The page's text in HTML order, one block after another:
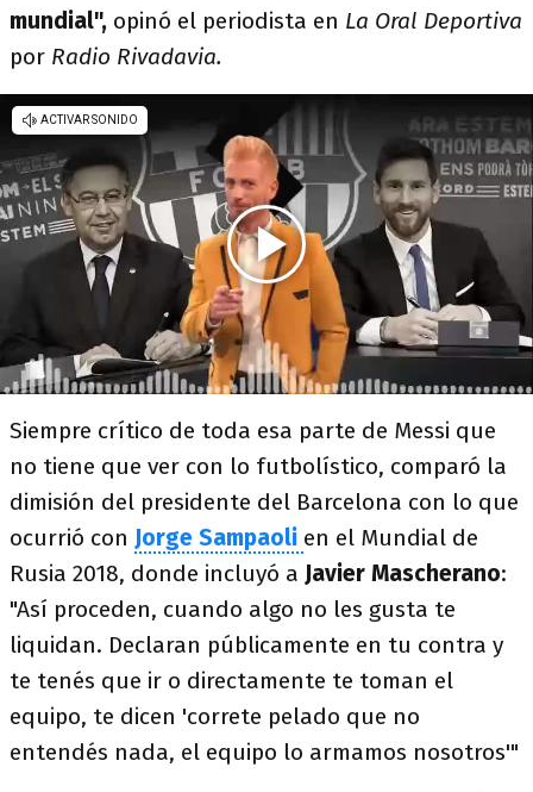
mundial", opinó el periodista en La Oral Deportiva
por Radio Rivadavia.
Siempre crítico de toda esa parte de Messi que
no tiene que ver con lo futbolístico, comparó la
dimisión del presidente del Barcelona con lo que
ocurrió con Jorge Sampaoli en el Mundial de
Rusia 2018, donde incluyó a Javier Mascherano:
"Así proceden, cuando algo no les gusta te
liquidan. Declaran públicamente en tu contra y
te tenés que ir o directamente te toman el
equipo, te dicen 'correte pelado que no
entendés nada, el equipo lo armamos nosotros'"